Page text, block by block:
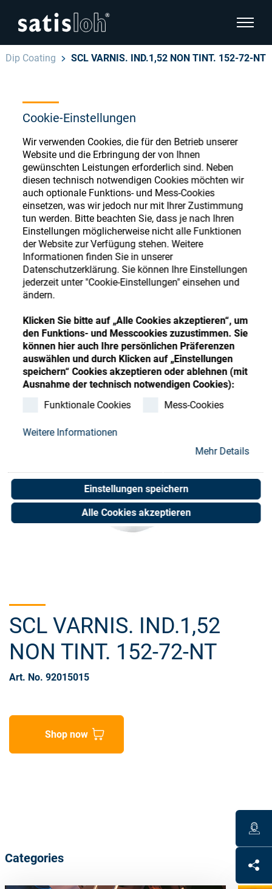
Cookie-Einstellungen
Wir verwenden Cookies, die für den Betrieb unserer
Website und die Erbringung der von Ihnen
gewünschten Leistungen erforderlich sind. Neben
diesen technisch notwendigen Cookies möchten wir
auch optionale Funktions- und Mess-Cookies
einsetzen, was wir jedoch nur mit Ihrer Zustimmung
tun werden. Bitte beachten Sie, dass je nach Ihren
Einstellungen möglicherweise nicht alle Funktionen
der Website zur Verfügung stehen. Weitere
Informationen finden Sie in unserer
Datenschutzerklärung. Sie können Ihre Einstellungen
jederzeit unter "Cookie-Einstellungen" einsehen und
ändern.
Klicken Sie bitte auf „Alle Cookies akzeptieren“, um
den Funktions- und Messcookies zuzustimmen. Sie
können hier auch Ihre persönlichen Präferenzen
auswählen und durch Klicken auf „Einstellungen
speichern“ Cookies akzeptieren oder ablehnen (mit
Ausnahme der technisch notwendigen Cookies):
Funktionale Cookies
Mess-Cookies
Weitere Informationen
Mehr Details
Einstellungen speichern
Alle Cookies akzeptieren
Deutsch
Brillenoptik
Feinoptik
Über uns
Karriere
Kontakt
Store
Seitennavigation verbergen
Español
汉语
Français
Dip Coating SCL VARNIS. IND.1,52 NON TINT. 152-72-NT
Ophthalmic Consumables
Store
Register or Sign-in to access your accounts
and explore our wide range of ophthalmic
consumables
Register Sign-In
SCL VARNIS. IND.1,52
NON TINT. 152-72-NT
Art. No. 92015015
Shop now
Categories